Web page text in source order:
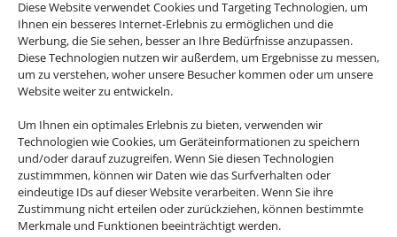
Diese Website verwendet Cookies und Targeting Technologien, um
Ihnen ein besseres Internet-Erlebnis zu ermöglichen und die
Werbung, die Sie sehen, besser an Ihre Bedürfnisse anzupassen.
Diese Technologien nutzen wir außerdem, um Ergebnisse zu messen,
um zu verstehen, woher unsere Besucher kommen oder um unsere
Website weiter zu entwickeln.
Um Ihnen ein optimales Erlebnis zu bieten, verwenden wir
Technologien wie Cookies, um Geräteinformationen zu speichern
und/oder darauf zuzugreifen. Wenn Sie diesen Technologien
zustimmmen, können wir Daten wie das Surfverhalten oder
eindeutige IDs auf dieser Website verarbeiten. Wenn Sie ihre
Zustimmung nicht erteilen oder zurückziehen, können bestimmte
Merkmale und Funktionen beeinträchtigt werden.
ab 898 € (p.P.)
Sandy Beach Hotel & Spa
Zypern Ost, Larnaca